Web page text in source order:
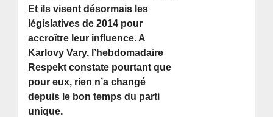
Et ils visent désormais les
législatives de 2014 pour
accroître leur influence. A
Karlovy Vary, l’hebdomadaire
Respekt constate pourtant que
pour eux, rien n’a changé
depuis le bon temps du parti
unique.